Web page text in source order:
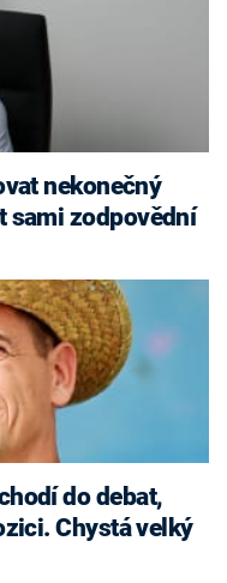
sami zodpovědní
do debat,
Chystá velký